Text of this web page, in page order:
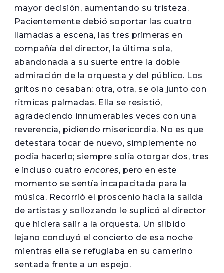
mayor decisión, aumentando su tristeza.
Pacientemente debió soportar las cuatro
llamadas a escena, las tres primeras en
compañía del director, la última sola,
abandonada a su suerte entre la doble
admiración de la orquesta y del público. Los
gritos no cesaban: otra, otra, se oía junto con
rítmicas palmadas. Ella se resistió,
agradeciendo innumerables veces con una
reverencia, pidiendo misericordia. No es que
detestara tocar de nuevo, simplemente no
podía hacerlo; siempre solía otorgar dos, tres
e incluso cuatroencores, pero en este
momento se sentía incapacitada para la
música. Recorrió el proscenio hacia la salida
de artistas y sollozando le suplicó al director
que hiciera salir a la orquesta. Un silbido
lejano concluyó el concierto de esa noche
mientras ella se refugiaba en su camerino
sentada frente a un espejo.